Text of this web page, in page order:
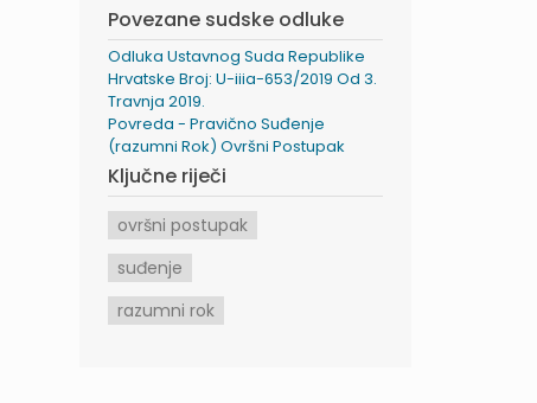
Povezane sudske odluke
Odluka Ustavnog Suda Republike
Hrvatske Broj: U-iiia-653/2019 Od 3.
Travnja 2019.
Povreda - Pravično Suđenje
(razumni Rok) Ovršni Postupak
Ključne riječi
ovršni postupak
suđenje
razumni rok